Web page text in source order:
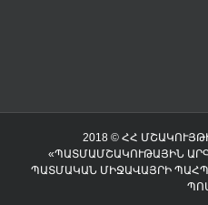
2018 © ՀՀ
«ՊԱՏՄԱՄՇԱԿՈՒԹԱՅԻՆ
ՊԱՏՄԱԿԱՆ ՄԻՋԱՎԱՅՐԻ